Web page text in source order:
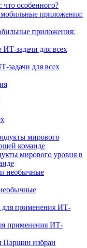
что особенного?
приложения:
задачи для всех
мирового уровня в
применения ИТ-